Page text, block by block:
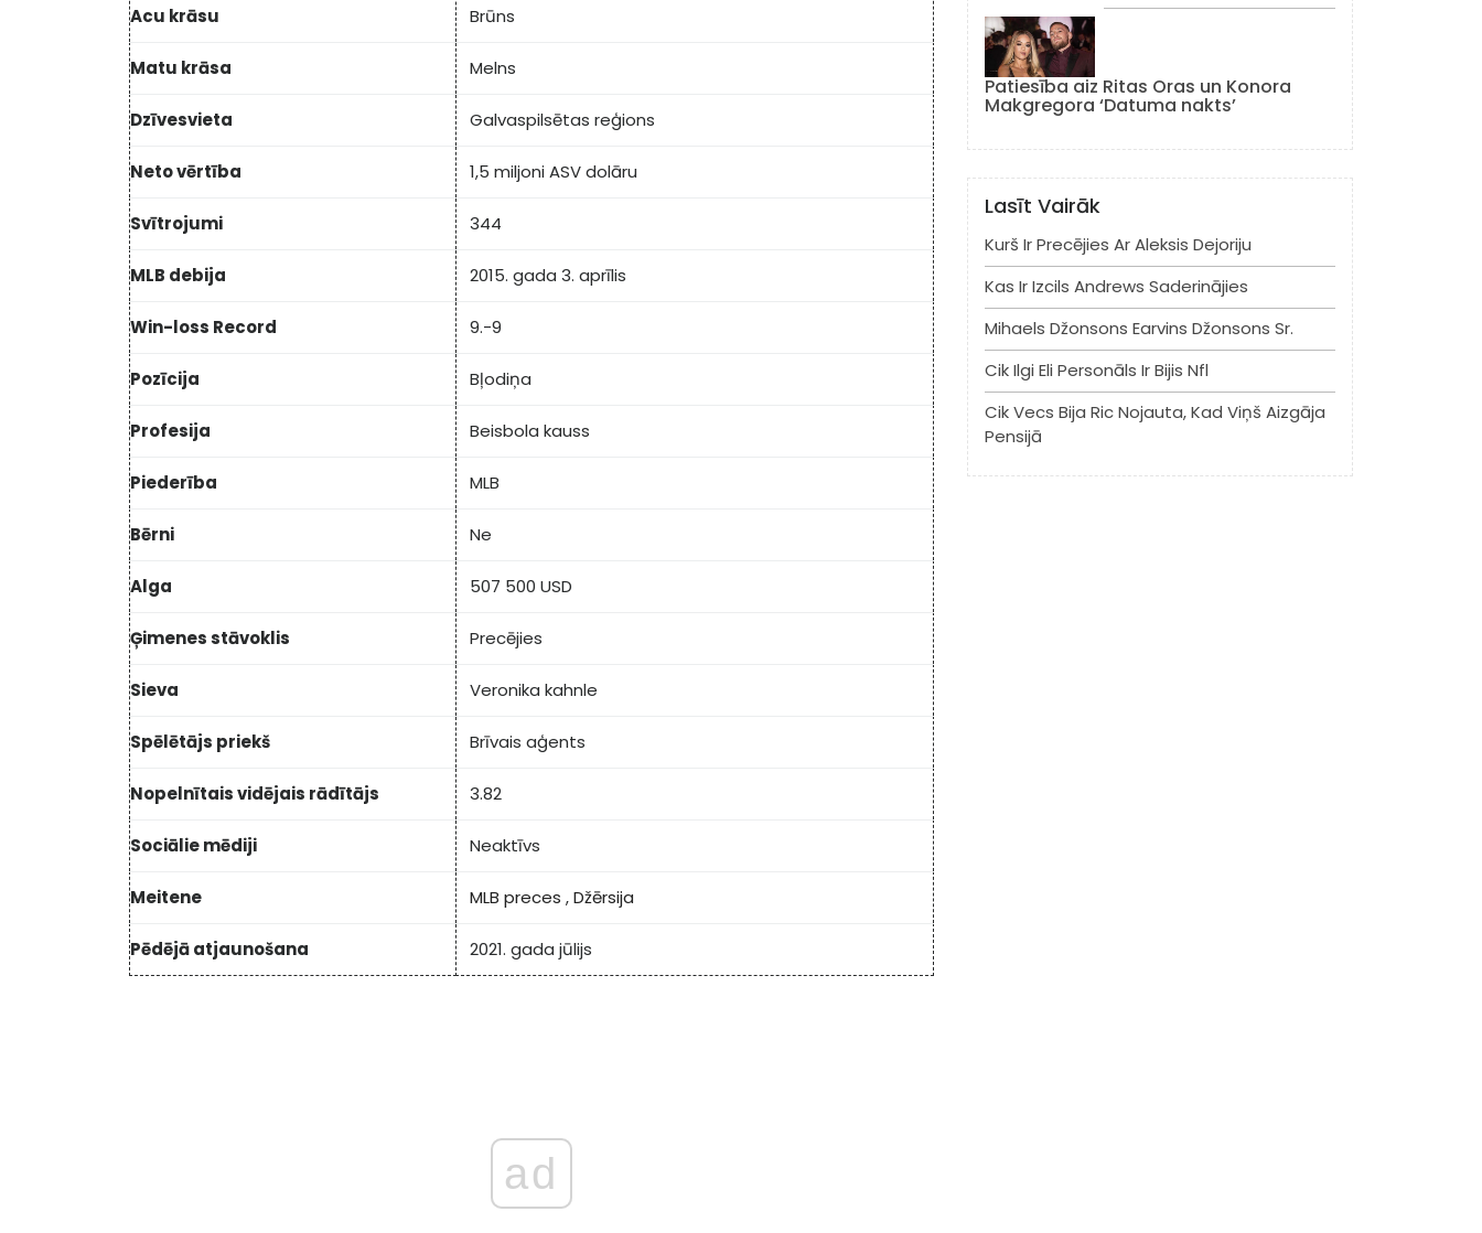
Acu krāsu Brūns
Matu krāsa Melns
Dzīvesvieta Galvaspilsētas reģions
Neto vērtība 1,5 miljoni ASV dolāru
Svītrojumi 344
MLB debija 2015. gada 3. aprīlis
Win-loss Record 9.-9
Pozīcija Bļodiņa
Profesija Beisbola kauss
Piederība MLB
Bērni Ne
Alga 507 500 USD
Ģimenes stāvoklis Precējies
Sieva Veronika kahnle
Spēlētājs priekš Brīvais aģents
Nopelnītais vidējais rādītājs 3.82
Sociālie mēdiji Neaktīvs
Meitene MLB preces ,Džērsija
Pēdējā atjaunošana 2021. gada jūlijs
ad
Patiesība aiz Ritas Oras un Konora
Makgregora ‘Datuma nakts’
Lasīt Vairāk
Kurš Ir Precējies Ar Aleksis Dejoriju
Kas Ir Izcils Andrews Saderinājies
Mihaels Džonsons Earvins Džonsons Sr.
Cik Ilgi Eli Personāls Ir Bijis Nfl
Cik Vecs Bija Ric Nojauta, Kad Viņš Aizgāja
Pensijā